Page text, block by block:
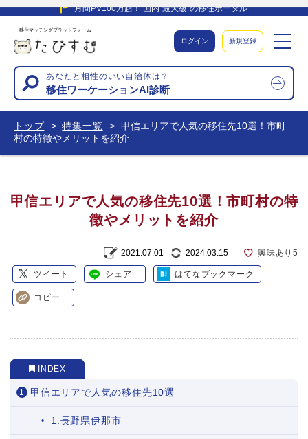
月間PV100万超！ 国内”最大級”の移住ポータル
移住マッチングプラットフォーム
ログイン 新規登録
あなたと相性のいい自治体は？
移住ワーケーションAI診断
トップ 特集一覧
甲信エリアで人気の移住先10選！市町
村の特徴やメリットを紹介
甲信エリアで人気の移住先10選！市町村の特
徴やメリットを紹介
2021.07.01 2024.03.15 興味あり5
ツイート シェア はてなブックマーク
コピー
INDEX
甲信エリアで人気の移住先10選
1.長野県伊那市